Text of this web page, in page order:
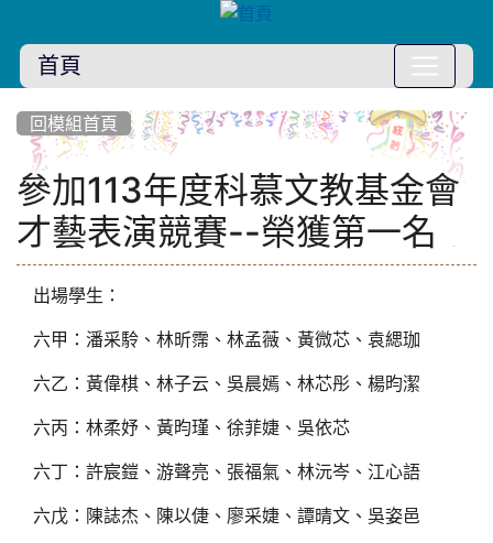
首頁
回模組首頁
參加113年度科慕文教基金會
才藝表演競賽--榮獲第一名
出場學生：
六甲：潘采駖、林昕霈、林孟薇、黃微芯、袁緦珈
六乙：黃偉棋、林子云、吳晨嫣、林芯彤、楊昀潔
六丙：林柔妤、黃昀瑾、徐菲婕、吳依芯
六丁：許宸鎧、游聲亮、張福氣、林沅岑、江心語
六戊：陳誌杰、陳以倢、廖采婕、譚晴文、吳姿邑